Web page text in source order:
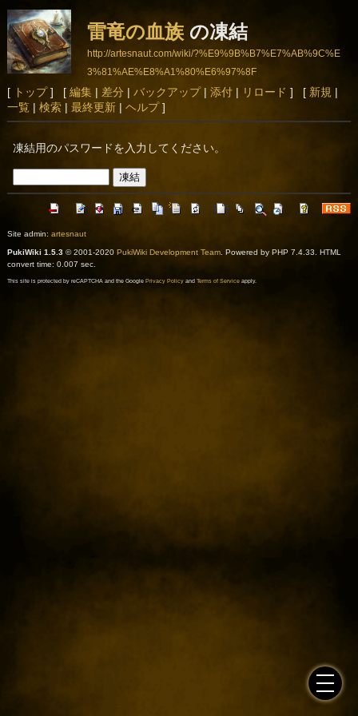
雷竜の血族の凍結
http://artesnaut.com/wiki/?%E9%9B%B7%E7%AB%9C%E
3%81%AE%E8%A1%80%E6%97%8F
[ トップ] [ 編集| 差分 | バックアップ| 添付| リロード ] [ 新規 |
一覧| 検索| 最終更新| ヘルプ]
凍結用のパスワードを入力してください。
Site admin: artesnaut
PukiWiki 1.5.3© 2001-2020 PukiWiki Development Team. Powered by PHP 7.4.33. HTML
convert time: 0.007 sec.
This site is protected by reCAPTCHA and the Google Privacy Policyand Terms of Serviceapply.